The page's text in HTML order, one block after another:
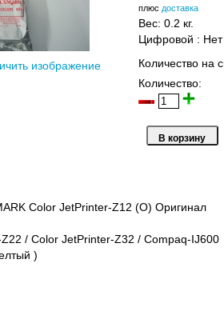
изображение
плюс доставка
Вес: 0.2 кг.
Цифровой : Нет
Количество на
Количество:
Color JetPrinter-Z12 (O) Оригинал
/ Color JetPrinter-Z32 / Compaq-IJ600
)